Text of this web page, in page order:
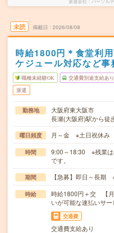
未読 掲載日 2026/08/08
時給1800円＊食堂利
ケジュール対応など事
職種未経験OK 交通費別途支給あり
派遣
勤務地
大阪府東大阪市
長瀬(大阪府)駅から徒
曜日頻度 月～金 ※土日祝休み
時間
9:00～18:30 ※残業は
です。
期間 【急募】即日～長期
時給
時給1800円＋交 【
いが可能な速払いサー
交通費
交通費支給あり